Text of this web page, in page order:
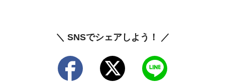
＼ SNSでシェアしよう！ ／